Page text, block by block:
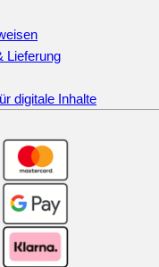
Lieferung
digitale Inhalte